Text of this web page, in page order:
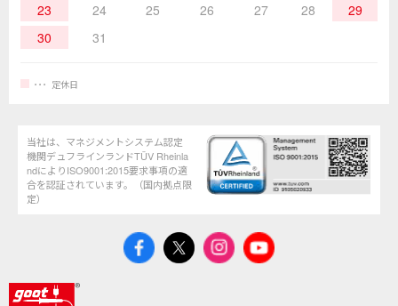
23
24 25 26 27 28
29
30
31
定休日
当社は、マネジメントシステム認定
機関デュフラインランドTÜV Rheinla
ndによりISO9001:2015要求事項の適
合を認証されています。（国内拠点限
定）